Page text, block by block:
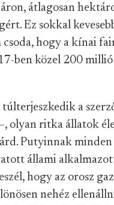
átlagosan
Ez sokkal
csoda, hogy a kínai
ben közel 200
a
olyan ritka állatok
Putyinnak
állami
hogy az orosz
nehéz